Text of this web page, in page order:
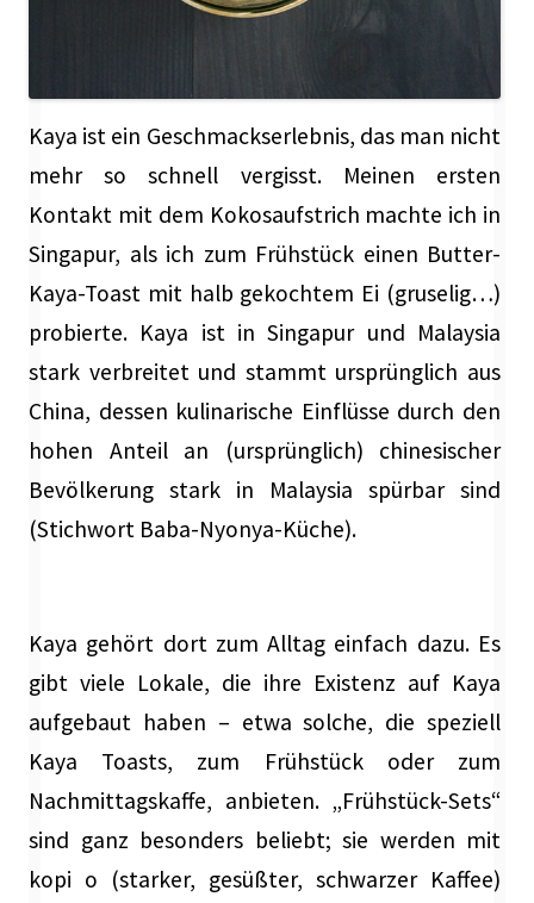
Kaya ist ein Geschmackserlebnis, das man nicht
mehr so schnell vergisst. Meinen ersten
Kontakt mit dem Kokosaufstrich machte ich in
Singapur, als ich zum Frühstück einen Butter-
Kaya-Toast mit halb gekochtem Ei (gruselig…)
probierte. Kaya ist in Singapur und Malaysia
stark verbreitet und stammt ursprünglich aus
China, dessen kulinarische Einflüsse durch den
hohen Anteil an (ursprünglich) chinesischer
Bevölkerung stark in Malaysia spürbar sind
(Stichwort Baba-Nyonya-Küche).
Kaya gehört dort zum Alltag einfach dazu. Es
gibt viele Lokale, die ihre Existenz auf Kaya
aufgebaut haben – etwa solche, die speziell
Kaya Toasts, zum Frühstück oder zum
Nachmittagskaffe, anbieten. „Frühstück-Sets“
sind ganz besonders beliebt; sie werden mit
kopi o (starker, gesüßter, schwarzer Kaffee)